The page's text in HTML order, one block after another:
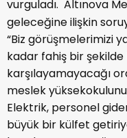
vurguladı. Altınova
geleceğine ilişkin
“Biz görüşmelerimizi
kadar fahiş bir
karşılayamayacağı
meslek
Elektrik, personel
büyük bir külfet